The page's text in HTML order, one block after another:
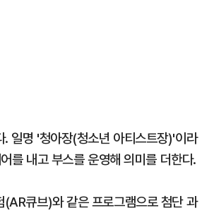
일명 '청아장(청소년 아티스트장)'이라
를 내고 부스를 운영해 의미를 더한다.
큐브)와 같은 프로그램으로 첨단 과